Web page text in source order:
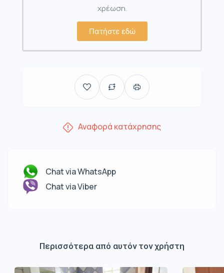
χρέωση.
Πατήστε εδώ
Αναφορά κατάχρησης
Chat via WhatsApp
Chat via Viber
Περισσότερα από αυτόν τον χρήστη